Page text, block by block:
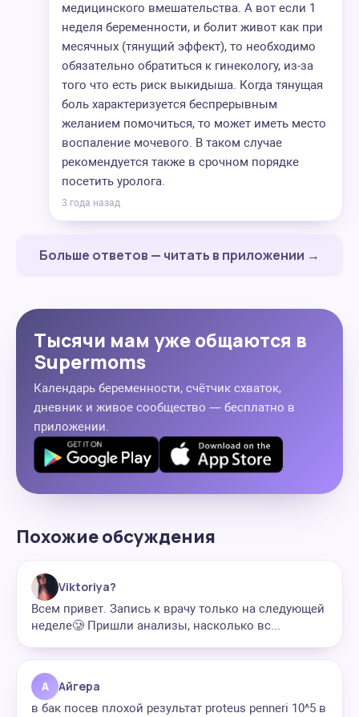
медицинского вмешательства. А вот если 1
неделя беременности, и болит живот как при
месячных (тянущий эффект), то необходимо
обязательно обратиться к гинекологу, из-за
того что есть риск выкидыша. Когда тянущая
боль характеризуется беспрерывным
желанием помочиться, то может иметь место
воспаление мочевого. В таком случае
рекомендуется также в срочном порядке
посетить уролога.
3 года назад
Больше ответов — читать в приложении →
Тысячи мам уже общаются в
Supermoms
Календарь беременности, счётчик схваток,
дневник и живое сообщество — бесплатно в
приложении.
Похожие обсуждения
Viktoriya?
Всем привет. Запись к врачу только на следующей
неделе🥲 Пришли анализы, насколько вс...
А Айгера
в бак посев плохой результат proteus penneri 10^5 в